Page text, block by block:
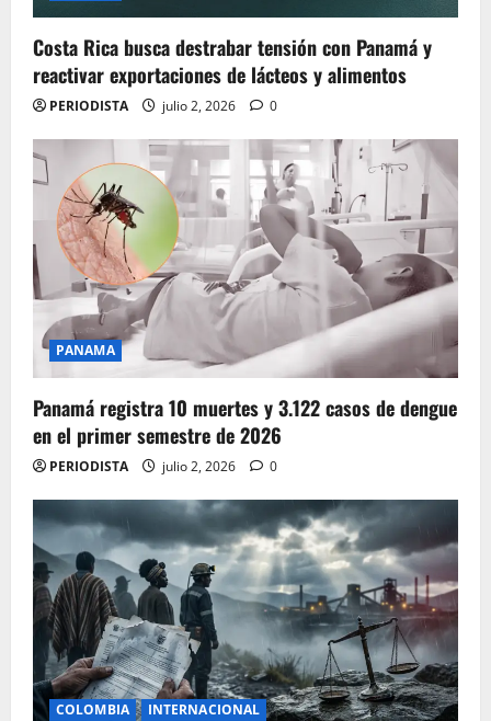
Costa Rica busca destrabar tensión con Panamá y
reactivar exportaciones de lácteos y alimentos
PERIODISTA julio 2, 2026 0
PANAMA
Panamá registra 10 muertes y 3.122 casos de dengue
en el primer semestre de 2026
PERIODISTA julio 2, 2026 0
COLOMBIA INTERNACIONAL